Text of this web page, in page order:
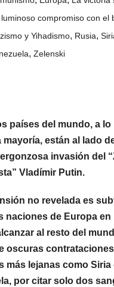
luminoso compromiso con el
y Yihadismo, Rusia,
, Zelenski
países del mundo, a lo
mayoría, están al lado
invasión del
Vladímir Putin.
no revelada es
naciones de Europa en
al resto del
oscuras
más lejanas como Siria
por citar solo dos